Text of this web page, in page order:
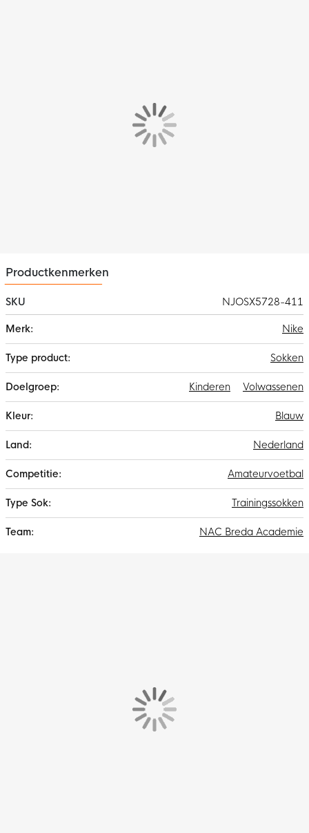
Productkenmerken
SKU
NJOSX5728-411
informatie
Nike
Sokken
Volwassenen
Kinderen
Blauw
Nederland
Amateurvoetbal
Trainingssokken
NAC Breda Academie